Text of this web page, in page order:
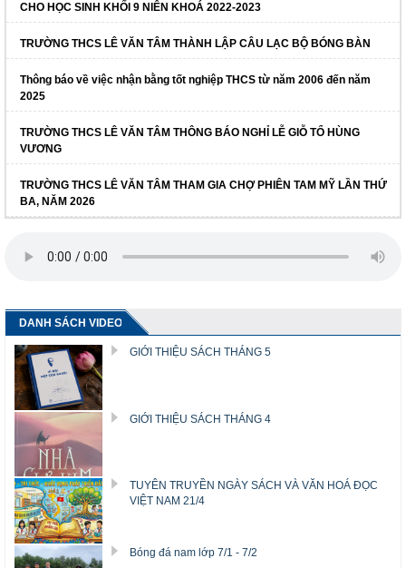
CHO HỌC SINH KHỐI 9 NIÊN KHOÁ 2022-2023
TRƯỜNG THCS LÊ VĂN TÂM THÀNH LẬP CÂU LẠC BỘ BÓNG BÀN
Thông báo về việc nhận bằng tốt nghiệp THCS từ năm 2006 đến năm
2025
TRƯỜNG THCS LÊ VĂN TÂM THÔNG BÁO NGHỈ LỄ GIỖ TỔ HÙNG
VƯƠNG
TRƯỜNG THCS LÊ VĂN TÂM THAM GIA CHỢ PHIÊN TAM MỸ LẦN THỨ
BA, NĂM 2026
DANH SÁCH VIDEO
GIỚI THIỆU SÁCH THÁNG 5
GIỚI THIỆU SÁCH THÁNG 4
TUYÊN TRUYỀN NGÀY SÁCH VÀ VĂN HOÁ ĐỌC
VIỆT NAM 21/4
Bóng đá nam lớp 7/1 - 7/2